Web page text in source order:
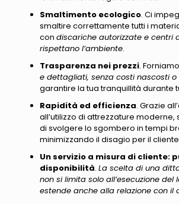
Smaltimento ecologico. Ci
smaltire correttamente tutti i
con discariche autorizzate e centri
rispettano l’ambiente.
Trasparenza nei prezzi. Forniamo
e dettagliati, senza costi nascosti o
garantire la tua tranquillità durante
Rapidità ed efficienza. Grazie
all’utilizzo di attrezzature moderne,
di svolgere lo sgombero in tempi
minimizzando il disagio per il
Un servizio a misura di cliente:
disponibilità. La scelta di una
non si limita solo all’esecuzione del
estende anche alla relazione con il